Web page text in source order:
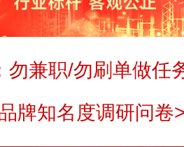
勿兼职/勿刷单做任
牌知名度调研问卷